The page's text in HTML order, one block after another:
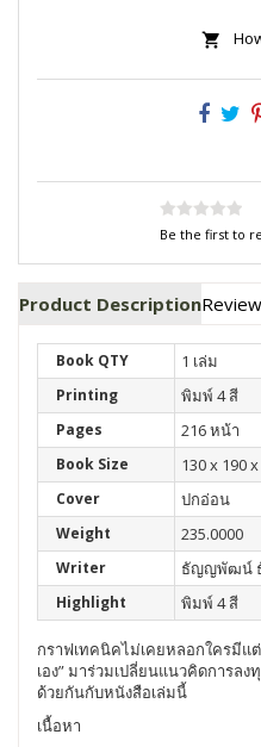
Be the first to
Product Description
Book QTY 1 เล่ม
Printing พิมพ์ 4 สี
Pages 216 หน้า
Book Size 130 x 190
Cover ปกอ่อน
Weight 235.0000
Writer ธัญญพัฒน์ ธั
Highlight พิมพ์ 4 สี
กราฟเทคนิคไม่เคยหลอกใครมีแ
เอง” มาร่วมเปลี่ยนแนวคิดการล
ด้วยกันกับหนังสือเล่มนี้
เนื้อหา